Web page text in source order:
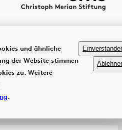
und ähnliche
der Website stimmen
zu. Weitere
.